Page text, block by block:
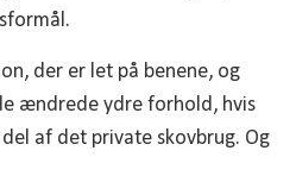
der er let på benene, og
ændrede ydre forhold, hvis
af det private skovbrug. Og